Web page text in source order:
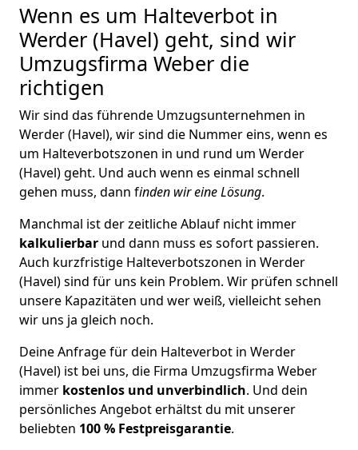
Wenn es um Halteverbot in
Werder (Havel) geht, sind wir
Umzugsfirma Weber die
richtigen
Wir sind das führende Umzugsunternehmen in
Werder (Havel), wir sind die Nummer eins, wenn es
um Halteverbotszonen in und rund um Werder
(Havel) geht. Und auch wenn es einmal schnell
gehen muss, dann finden wir eine Lösung.
Manchmal ist der zeitliche Ablauf nicht immer
kalkulierbar und dann muss es sofort passieren.
Auch kurzfristige Halteverbotszonen in Werder
(Havel) sind für uns kein Problem. Wir prüfen schnell
unsere Kapazitäten und wer weiß, vielleicht sehen
wir uns ja gleich noch.
Deine Anfrage für dein Halteverbot in Werder
(Havel) ist bei uns, die Firma Umzugsfirma Weber
immer kostenlos und unverbindlich. Und dein
persönliches Angebot erhältst du mit unserer
beliebten 100 % Festpreisgarantie.